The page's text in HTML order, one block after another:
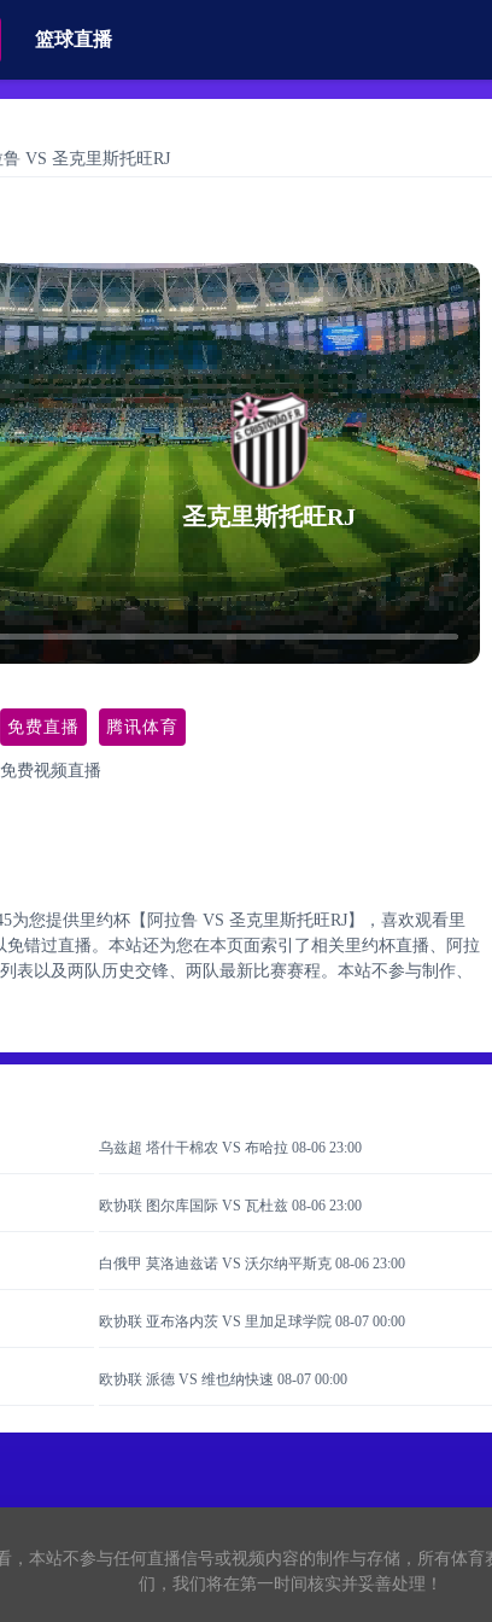
篮球直播
鲁 VS 圣克里斯托旺RJ
圣克里斯托旺RJ
免费直播 腾讯体育
费视频直播
为您提供里约杯【阿拉鲁 VS 圣克里斯托旺RJ】，喜欢观看里
错过直播。本站还为您在本页面索引了相关里约杯直播、阿拉
表以及两队历史交锋、两队最新比赛赛程。本站不参与制作、
乌兹超 塔什干棉农 VS 布哈拉08-06 23:00
欧协联 图尔库国际 VS 瓦杜兹08-06 23:00
白俄甲 莫洛迪兹诺 VS 沃尔纳平斯克08-06 23:00
欧协联 亚布洛内茨 VS 里加足球学院08-07 00:00
欧协联 派德 VS 维也纳快速08-07 00:00
，本站不参与任何直播信号或视频内容的制作与存储，所有体
们，我们将在第一时间核实并妥善处理！